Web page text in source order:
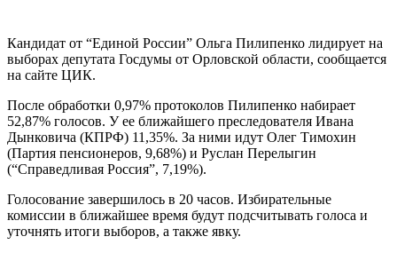
Кандидат от “Единой России” Ольга Пилипенко лидирует на
выборах депутата Госдумы от Орловской области, сообщается
на сайте ЦИК.
После обработки 0,97% протоколов Пилипенко набирает
52,87% голосов. У ее ближайшего преследователя Ивана
Дынковича (КПРФ) 11,35%. За ними идут Олег Тимохин
(Партия пенсионеров, 9,68%) и Руслан Перелыгин
(“Справедливая Россия”, 7,19%).
Голосование завершилось в 20 часов. Избирательные
комиссии в ближайшее время будут подсчитывать голоса и
уточнять итоги выборов, а также явку.